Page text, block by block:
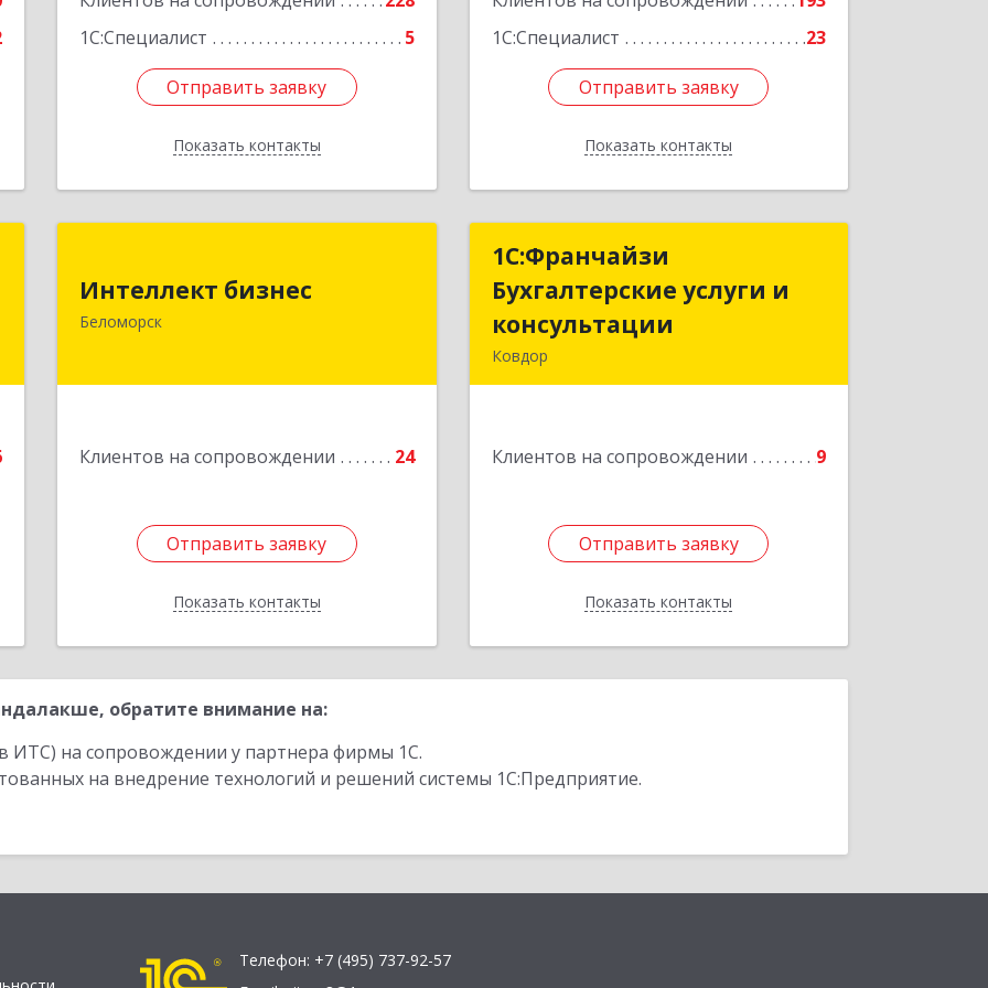
1С:Специалист
5
Отправить заявку
Показать контакты
Отправить заявку
Назад
1С:Специалист
23
Отправить заявку
Показать контакты
Отправить заявку
Назад
Интеллект бизнес
Беломорск
Клиентов на сопровождении 24
Отправить заявку
Показать контакты
Отправить заявку
Назад
1С:Франчайзи
Бухгалтерские услуги и
консультации
Ковдор
Клиентов на сопровождении 9
Отправить заявку
Показать контакты
1С:Франчайзи
Бухгалтерские услуги и
консультации
Отправить заявку
Назад
обратите внимание на:
ИТС) на сопровождении у партнера фирмы 1С.
на внедрение технологий и решений системы 1С:Предприятие.
Телефон: +7 (495) 737-92-57